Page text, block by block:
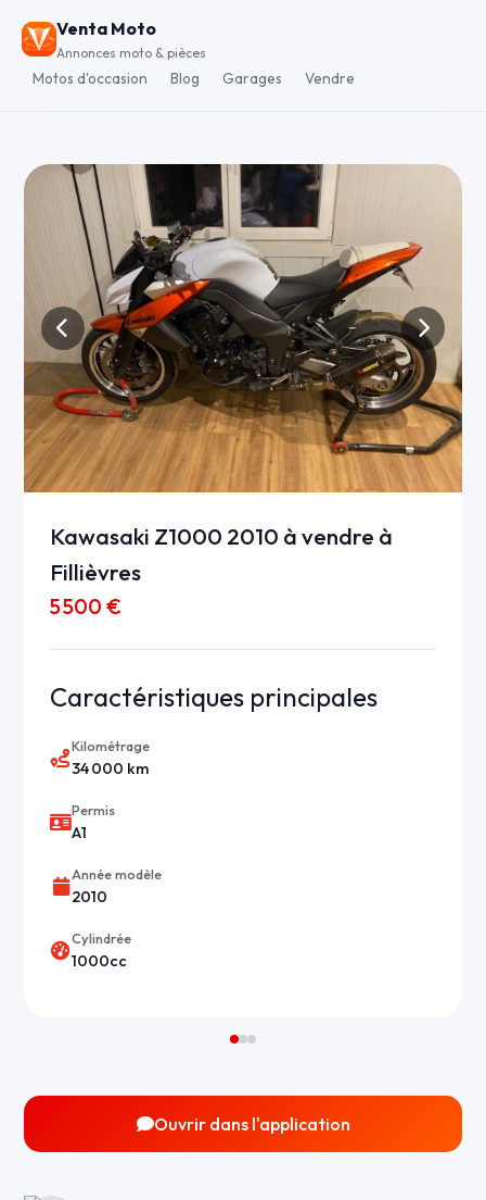
Venta Moto
Annonces moto & pièces
Motos d'occasion Blog Garages Vendre
Kawasaki Z1000 2010 à vendre à
Fillièvres
5 500 €
Caractéristiques principales
Kilométrage
34 000 km
Permis
A1
Année modèle
2010
Cylindrée
1000cc
Ouvrir dans l'application